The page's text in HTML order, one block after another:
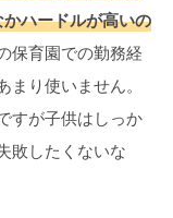
ハードルが高いの
保育園での勤務経
り使いません。
すが子供はしっか
敗したくないな